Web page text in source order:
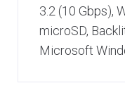
3.2 (10 Gbps),
microSD,
Microsoft